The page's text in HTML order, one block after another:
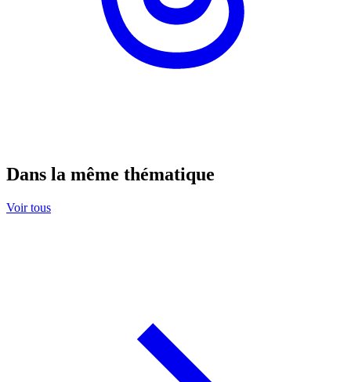
Dans la même thématique
Voir tous